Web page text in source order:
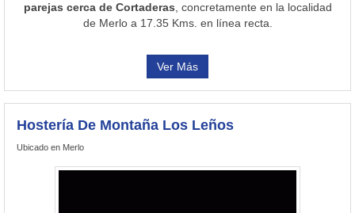
parejas cerca de Cortaderas , concretamente en la localidad
de Merlo a 17.35 Kms. en línea recta.
Ver Más
Hostería De Montaña Los Leños
Ubicado en Merlo